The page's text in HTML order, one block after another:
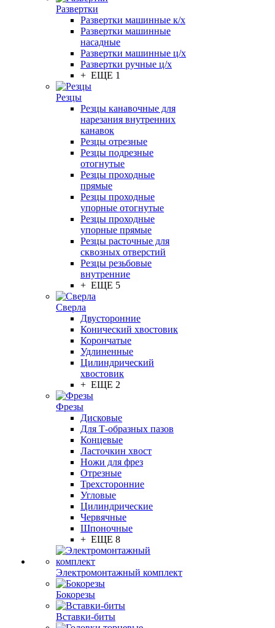
Развертки
Развертки машинные к/х
Развертки машинные
насадные
Развертки машинные ц/х
Развертки ручные ц/х
+ ЕЩЕ 1
Резцы
Резцы канавочные для
нарезания внутренних
канавок
Резцы отрезные
Резцы подрезные
отогнутые
Резцы проходные
прямые
Резцы проходные
упорные отогнутые
Резцы проходные
упорные прямые
Резцы расточные для
сквозных отверстий
Резцы резьбовые
внутренние
+ ЕЩЕ 5
Сверла
Двусторонние
Конический хвостовик
Корончатые
Удлиненные
Цилиндрический
хвостовик
+ ЕЩЕ 2
Фрезы
Дисковые
Для Т-образных пазов
Концевые
Ласточкин хвост
Ножи для фрез
Отрезные
Трехсторонние
Угловые
Цилиндрические
Червячные
Шпоночные
+ ЕЩЕ 8
Электромонтажный комплект
Бокорезы
Вставки-биты